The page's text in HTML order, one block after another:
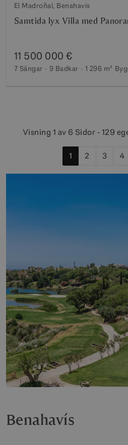
El Madroñal, Benahavis
Samtida lyx Villa med
11 500 000 €
7 Sängar 9 Badkar 1 296 m²
Visning 1 av 6 Sidor - 129
1 2 3 4
Benahavís